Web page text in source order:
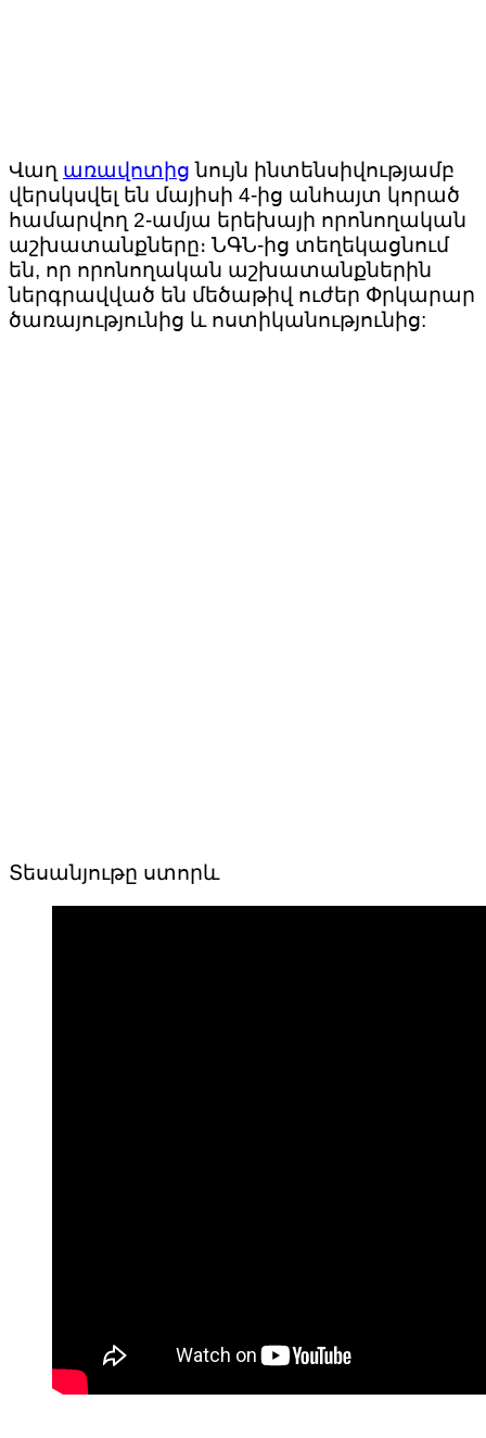
Վաղ առավոտից նույն ինտենսիվությամբ
վերսկսվել են մայիսի 4-ից անհայտ կորած
համարվող 2-ամյա երեխայի որոնողական
աշխատանքները։ ՆԳՆ-ից տեղեկացնում
են, որ որոնողական աշխատանքներին
ներգրավված են մեծաթիվ ուժեր Փրկարար
ծառայությունից և ոստիկանությունից:
Տեսանյութը ստորև